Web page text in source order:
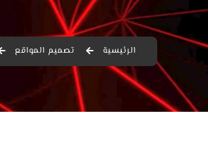
الرئيسية تصميم المواقع